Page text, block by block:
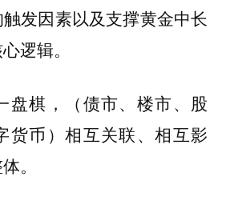
发因素以及支撑黄金中长
逻辑。
盘棋，（债市、楼市、股
货币）相互关联、相互影
。